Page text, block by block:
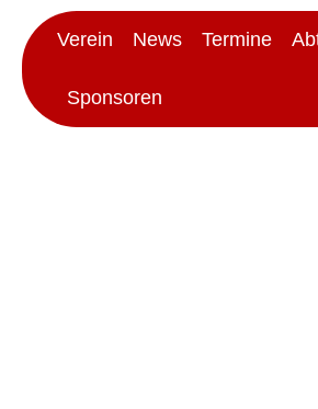
Verein News Termine
Sponsoren